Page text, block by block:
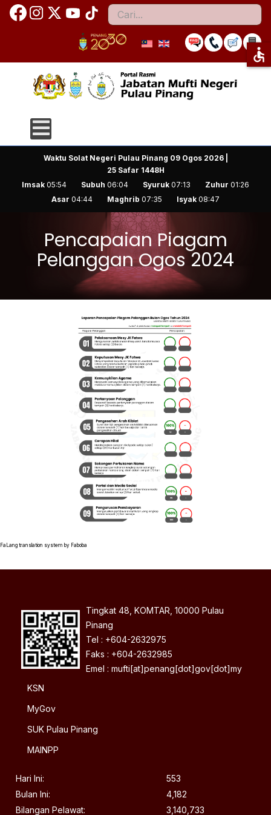
Cari
Waktu Solat Negeri Pulau Pinang 09 Ogos 2026 |
25 Safar 1448H
Imsak 05:54 Subuh 06:04 Syuruk 07:13 Zuhur 01:26
Asar 04:44 Maghrib 07:35 Isyak 08:47
Pencapaian Piagam
Pelanggan Ogos 2024
FaLang translation system by Faboba
Tingkat 48, KOMTAR, 10000 Pulau
Pinang
Tel : +604-2632975
Faks : +604-2632985
Emel : mufti[at]penang[dot]gov[dot]my
KSN
MyGov
SUK Pulau Pinang
MAINPP
Hari Ini:
553
Bulan Ini:
4,182
Bilangan Pelawat:
3,140,733
accessible